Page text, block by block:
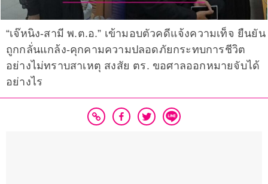
“เจ๊หนิง-สามี พ.ต.อ.” เข้ามอบตัวคดีแจ้งความเท็จ ยืนยัน
ถูกกลั่นแกล้ง-คุกคามความปลอดภัยกระทบการชีวิต
อย่างไม่ทราบสาเหตุ สงสัย ตร. ขอศาลออกหมายจับได้
อย่างไร